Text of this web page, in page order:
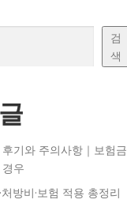
검
색
기와 주의사항｜보험금
우
방비·보험 적용 총정리